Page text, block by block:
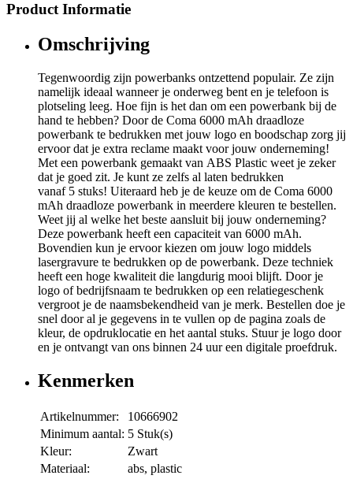
Product Informatie
Omschrijving
Tegenwoordig zijn powerbanks ontzettend populair. Ze zijn
namelijk ideaal wanneer je onderweg bent en je telefoon is
plotseling leeg. Hoe fijn is het dan om een powerbank bij de
hand te hebben? Door de Coma 6000 mAh draadloze
powerbank te bedrukken met jouw logo en boodschap zorg jij
ervoor dat je extra reclame maakt voor jouw onderneming!
Met een powerbank gemaakt van ABS Plastic weet je zeker
dat je goed zit. Je kunt ze zelfs al laten bedrukken
vanaf 5 stuks! Uiteraard heb je de keuze om de Coma 6000
mAh draadloze powerbank in meerdere kleuren te bestellen.
Weet jij al welke het beste aansluit bij jouw onderneming?
Deze powerbank heeft een capaciteit van 6000 mAh.
Bovendien kun je ervoor kiezen om jouw logo middels
lasergravure te bedrukken op de powerbank. Deze techniek
heeft een hoge kwaliteit die langdurig mooi blijft. Door je
logo of bedrijfsnaam te bedrukken op een relatiegeschenk
vergroot je de naamsbekendheid van je merk. Bestellen doe je
snel door al je gegevens in te vullen op de pagina zoals de
kleur, de opdruklocatie en het aantal stuks. Stuur je logo door
en je ontvangt van ons binnen 24 uur een digitale proefdruk.
Kenmerken
Artikelnummer:
10666902
Minimum aantal: 5 Stuk(s)
Kleur:
Zwart
Materiaal:
abs, plastic